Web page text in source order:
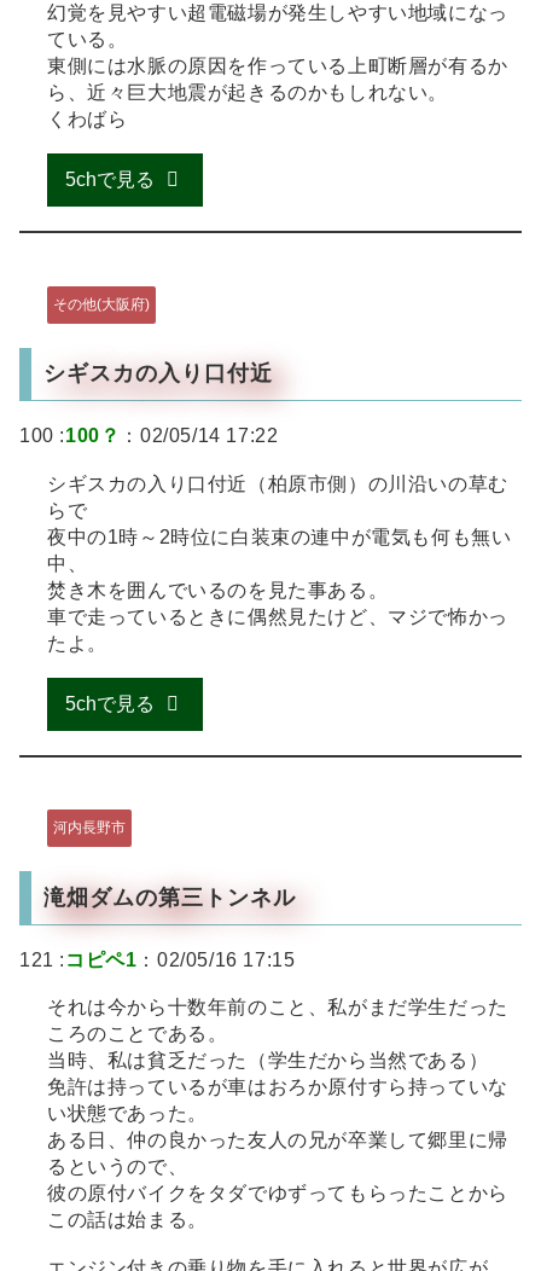
幻覚を見やすい超電磁場が発生しやすい地域になっ
ている。
東側には水脈の原因を作っている上町断層が有るか
ら、近々巨大地震が起きるのかもしれない。
くわばら
5chで見る
その他(大阪府)
シギスカの入り口付近
100 :100？ ：02/05/14 17:22
シギスカの入り口付近（柏原市側）の川沿いの草む
らで
夜中の1時～2時位に白装束の連中が電気も何も無い
中、
焚き木を囲んでいるのを見た事ある。
車で走っているときに偶然見たけど、マジで怖かっ
たよ。
5chで見る
河内長野市
滝畑ダムの第三トンネル
121 : コピペ1 ：02/05/16 17:15
それは今から十数年前のこと、私がまだ学生だった
ころのことである。
当時、私は貧乏だった（学生だから当然である）
免許は持っているが車はおろか原付すら持っていな
い状態であった。
ある日、仲の良かった友人の兄が卒業して郷里に帰
るというので、
彼の原付バイクをタダでゆずってもらったことから
この話は始まる。